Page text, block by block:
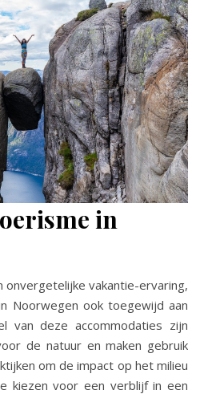
in
onvergetelijke vakantie-ervaring,
Noorwegen ook toegewijd aan
van deze accommodaties zijn
de natuur en maken gebruik
om de impact op het milieu
kiezen voor een verblijf in een